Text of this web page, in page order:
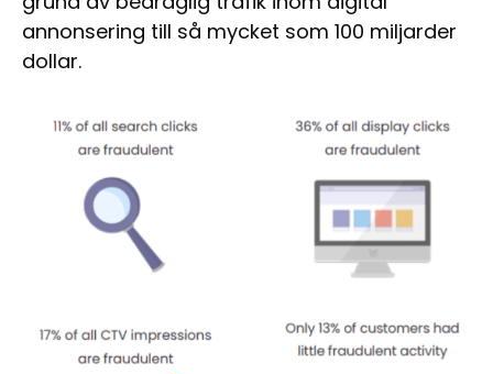
annonsering till så mycket som 100 miljarder
dollar.